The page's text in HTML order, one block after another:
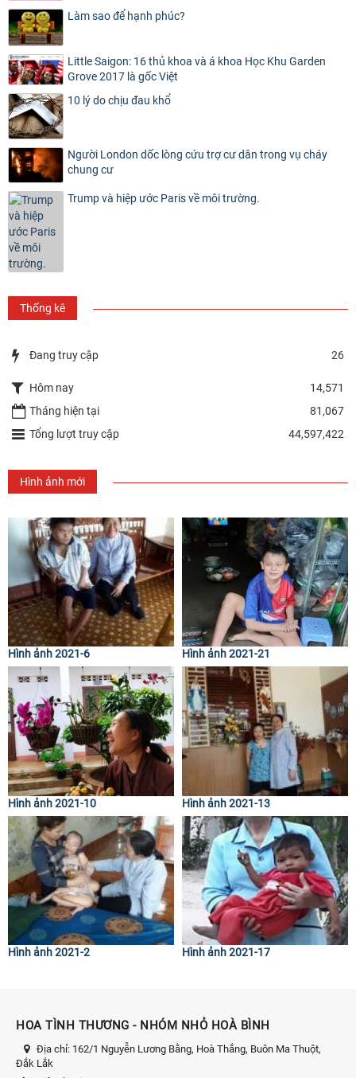
Làm sao để hạnh phúc?
Little Saigon: 16 thủ khoa và á khoa Học Khu Garden
Grove 2017 là gốc Việt
10 lý do chịu đau khổ
Người London dốc lòng cứu trợ cư dân trong vụ cháy
chung cư
Trump và hiệp ước Paris về môi trường.
Thống kê
Đang truy cập 26
Hôm nay
14,571
Tháng hiện tại
81,067
Tổng lượt truy cập
44,597,422
Hình ảnh mới
Hình ảnh 2021-6 Hình ảnh 2021-21
Hình ảnh 2021-10 Hình ảnh 2021-13
Hình ảnh 2021-2 Hình ảnh 2021-17
HOA TÌNH THƯƠNG - NHÓM NHỎ HOÀ BÌNH
Địa chỉ: 162/1 Nguyễn Lương Bằng, Hoà Thắng, Buôn Ma Thuột,
Đắk Lắk